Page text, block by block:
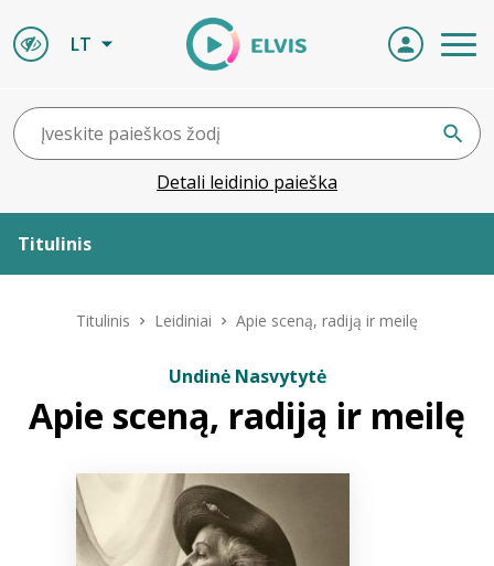
LT
Detali leidinio paieška
Titulinis
ELVIS atvyksta
Naujienos
Bibliotekoms
Titulinis Leidiniai Apie sceną, radiją ir meilę
Undinė Nasvytytė
Apie sceną, radiją ir meilę